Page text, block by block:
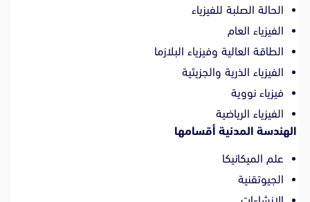
الحالة الصلبة للفيزياء
الفيزياء العام
الطاقة العالية وفيزياء البلازما
الفيزياء الذرية والجزيئية
فيزياء نووية
الفيزياء الرياضية
الهندسة المدنية أقسامها
علم الميكانيكا
الجيوتقنية